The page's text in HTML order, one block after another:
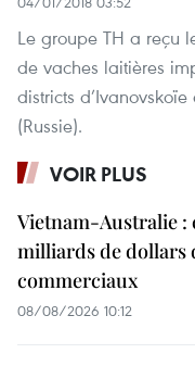
Le groupe TH a reçu
de vaches laitières
districts
(Russie).
VOIR PLUS
Vietnam-Australie :
milliards de dollars
commerciaux
08/08/2026 10:12